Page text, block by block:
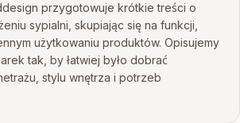
przygotowuje krótkie treści o
sypialni, skupiając się na funkcji,
użytkowaniu produktów. Opisujemy
tak, by łatwiej było dobrać
stylu wnętrza i potrzeb